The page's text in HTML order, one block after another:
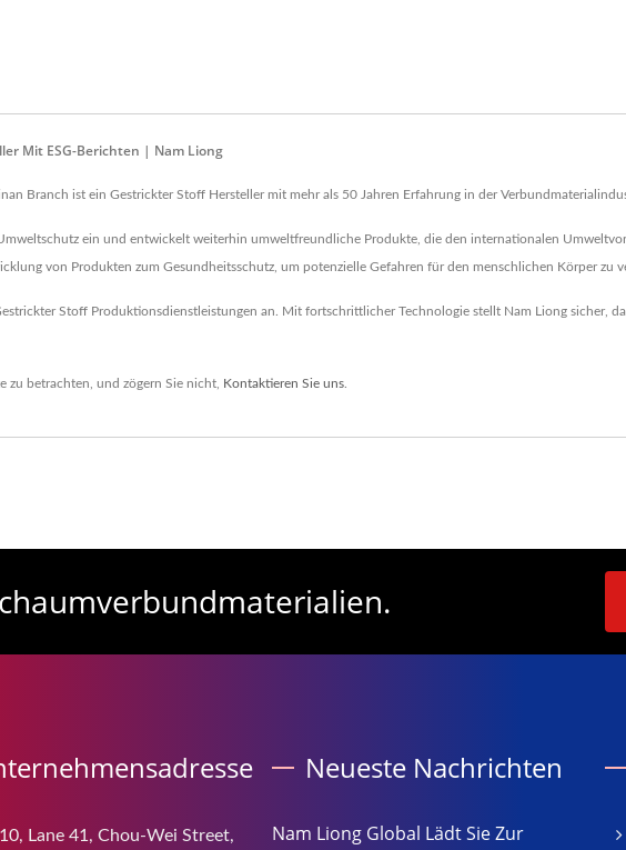
Mit ESG-Berichten | Nam Liong
Branch ist ein Gestrickter Stoff Hersteller mit mehr als 50 Jahren Erfahrung in der
ein und entwickelt weiterhin umweltfreundliche Produkte, die den internationalen
von Produkten zum Gesundheitsschutz, um potenzielle Gefahren für den menschlichen Körper zu
Stoff Produktionsdienstleistungen an. Mit fortschrittlicher Technologie stellt Nam Liong sicher,
zu betrachten, und zögern Sie nicht, Kontaktieren Sie uns
Lane 41, Chou-Wei Street,
Neueste Nachrichten
Nam Liong Global Lädt Sie Zur